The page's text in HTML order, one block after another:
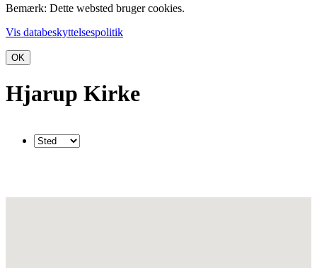
Bemærk: Dette websted bruger cookies.
Vis databeskyttelsespolitik
OK
Hjarup Kirke